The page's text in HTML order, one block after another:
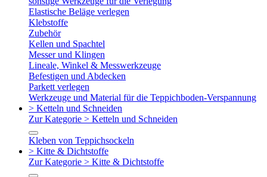
Elastische Beläge verlegen
Klebstoffe
Zubehör
Kellen und Spachtel
Messer und Klingen
Lineale, Winkel & Messwerkzeuge
Befestigen und Abdecken
Parkett verlegen
Werkzeuge und Material für die Teppichboden-Verspannung
> Ketteln und Schneiden
Zur Kategorie > Ketteln und Schneiden
Kleben von Teppichsockeln
> Kitte & Dichtstoffe
Zur Kategorie > Kitte & Dichtstoffe